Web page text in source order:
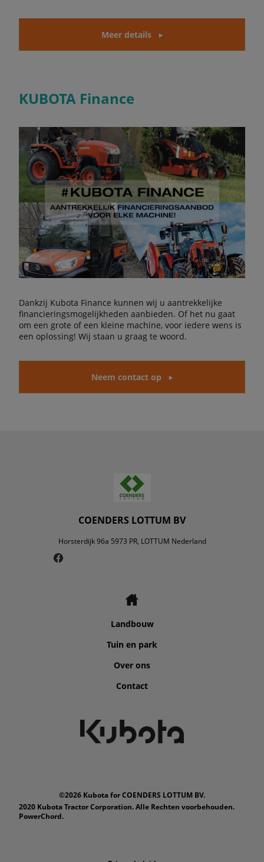
Meer details
KUBOTA Finance
Dankzij Kubota Finance kunnen wij u aantrekkelijke
financieringsmogelijkheden aanbieden. Of het nu gaat
om een grote of een kleine machine, voor iedere wens is
een oplossing! Wij staan u graag te woord.
Neem contact op
COENDERS LOTTUM BV
Horsterdijk 96a 5973 PR, LOTTUM Nederland
Landbouw
Tuin en park
Over ons
Contact
©2026 Kubota for COENDERS LOTTUM BV.
2020 Kubota Tractor Corporation. Alle Rechten voorbehouden.
PowerChord.